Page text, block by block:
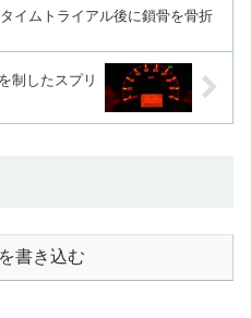
イムトライアル後に鎖骨を骨折
制したスプリ
書き込む